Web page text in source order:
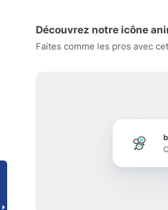
Découvrez notre icône
Faites comme les pros avec